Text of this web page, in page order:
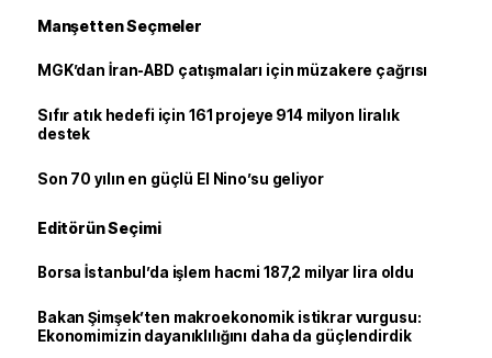
Manşetten Seçmeler
MGK’dan İran-ABD çatışmaları için müzakere çağrısı
Sıfır atık hedefi için 161 projeye 914 milyon liralık
destek
Son 70 yılın en güçlü El Nino’su geliyor
Editörün Seçimi
Borsa İstanbul’da işlem hacmi 187,2 milyar lira oldu
Bakan Şimşek’ten makroekonomik istikrar vurgusu:
Ekonomimizin dayanıklılığını daha da güçlendirdik